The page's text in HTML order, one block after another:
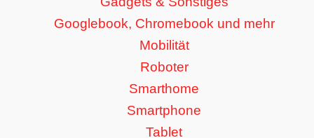
Googlebook, Chromebook und mehr
Mobilität
Roboter
Smarthome
Smartphone
Tablet